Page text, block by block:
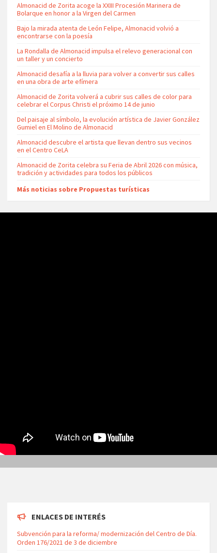
Almonacid de Zorita acoge la XXIII Procesión Marinera de
Bolarque en honor a la Virgen del Carmen
Bajo la mirada atenta de León Felipe, Almonacid volvió a
encontrarse con la poesía
La Rondalla de Almonacid impulsa el relevo generacional con
un taller y un concierto
Almonacid desafía a la lluvia para volver a convertir sus calles
en una obra de arte efímera
Almonacid de Zorita volverá a cubrir sus calles de color para
celebrar el Corpus Christi el próximo 14 de junio
Del paisaje al símbolo, la evolución artística de Javier González
Gumiel en El Molino de Almonacid
Almonacid descubre el artista que llevan dentro sus vecinos
en el Centro CeLA
Almonacid de Zorita celebra su Feria de Abril 2026 con música,
tradición y actividades para todos los públicos
Más noticias sobre Propuestas turísticas
ENLACES DE INTERÉS
Subvención para la reforma/ modernización del Centro de Día.
Orden 176/2021 de 3 de diciembre